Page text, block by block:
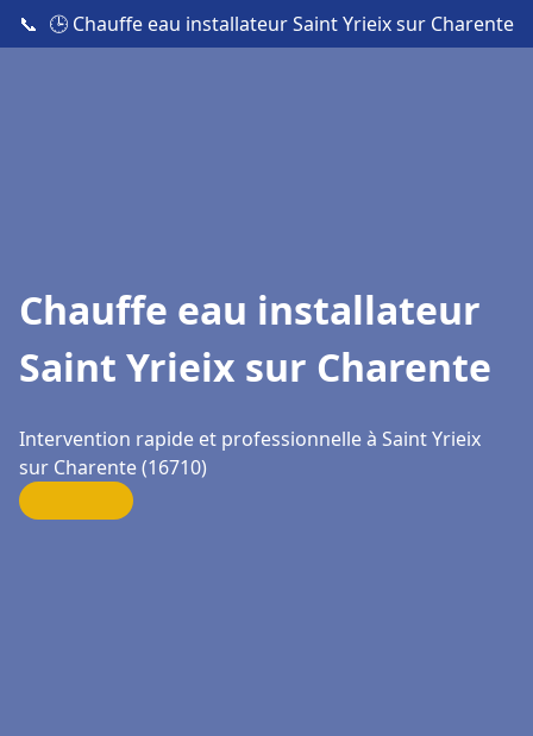
📞 🕒 Chauffe eau installateur Saint Yrieix sur Charente
Chauffe eau installateur
Saint Yrieix sur Charente
Intervention rapide et professionnelle à Saint Yrieix
sur Charente (16710)